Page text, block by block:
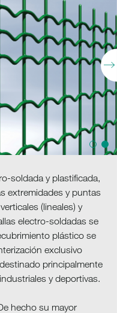
soldada y plastificada,
extremidades y puntas
(lineales) y
electro-soldadas se
plástico se
exclusivo
principalmente
y deportivas.
hecho su mayor